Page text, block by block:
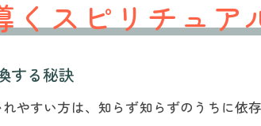
くスピリチュア
する秘訣
やすい方は、知らず知らずのうちに